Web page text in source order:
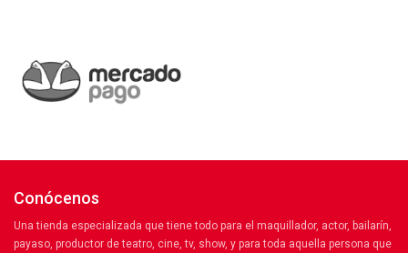
Conócenos
Una tienda especializada que tiene todo para el maquillador, actor, bailarín,
payaso, productor de teatro, cine, tv, show, y para toda aquella persona que